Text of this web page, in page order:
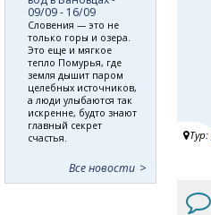
Тур:
09/09 - 16/09
Словения — это не
только горы и озера.
Это еще и мягкое
тепло Помурья, где
земля дышит паром
целебных источников,
а люди улыбаются так
искренне, будто знают
главный секрет
счастья.
Все новости